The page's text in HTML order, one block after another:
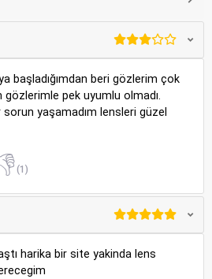
başladığımdan beri gözlerim çok
gözlerimle pek uyumlu olmadı.
sorun yaşamadım lensleri güzel
(1)
harika bir site yakinda lens